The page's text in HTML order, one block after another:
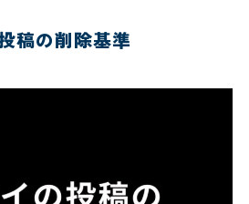
稿の削除基準